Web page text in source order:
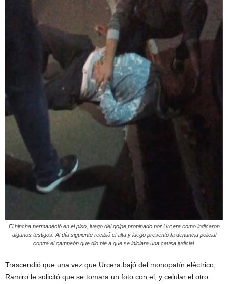
El hincha permaneció en el piso, luego del golpe propinado por Urcera como indicaron
algunos testigos. Al día siguiente recibió el alta y luego presentó la denuncia policial
contra el campeón que dio pie a que se iniciara una causa judicial.
Trascendió que una vez que Urcera bajó del monopatín eléctrico,
Ramiro le solicitó que se tomara un foto con el, y celular el otro